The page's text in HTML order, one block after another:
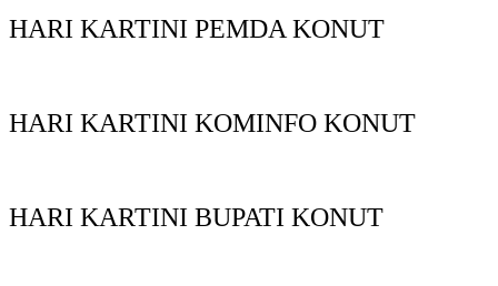
HARI KARTINI PEMDA KONUT
HARI KARTINI KOMINFO KONUT
HARI KARTINI BUPATI KONUT